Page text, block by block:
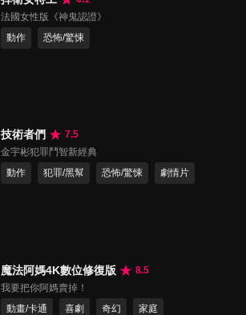
法國女性版《神鬼認證》
動作
恐怖/驚悚
技術者們
7.5
金宇彬犯罪鬥智新經典
動作
犯罪/黑幫 恐怖/驚悚 劇情片
魔法阿媽4K數位修復版
8.5
我要把你阿媽賣掉！
動畫/卡通
喜劇 奇幻 家庭